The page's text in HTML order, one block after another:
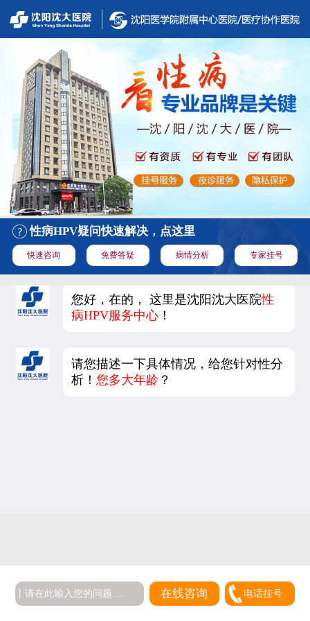
性病HPV疑问快速解决，点这里
快速咨询 免费答疑 病情分析 专家挂号
您好，在的， 这里是沈阳沈大医院性
病HPV服务中心 ！
请您描述一下具体情况，给您针对性分
析！您多大年龄 ？
在线咨询 电话挂号
5